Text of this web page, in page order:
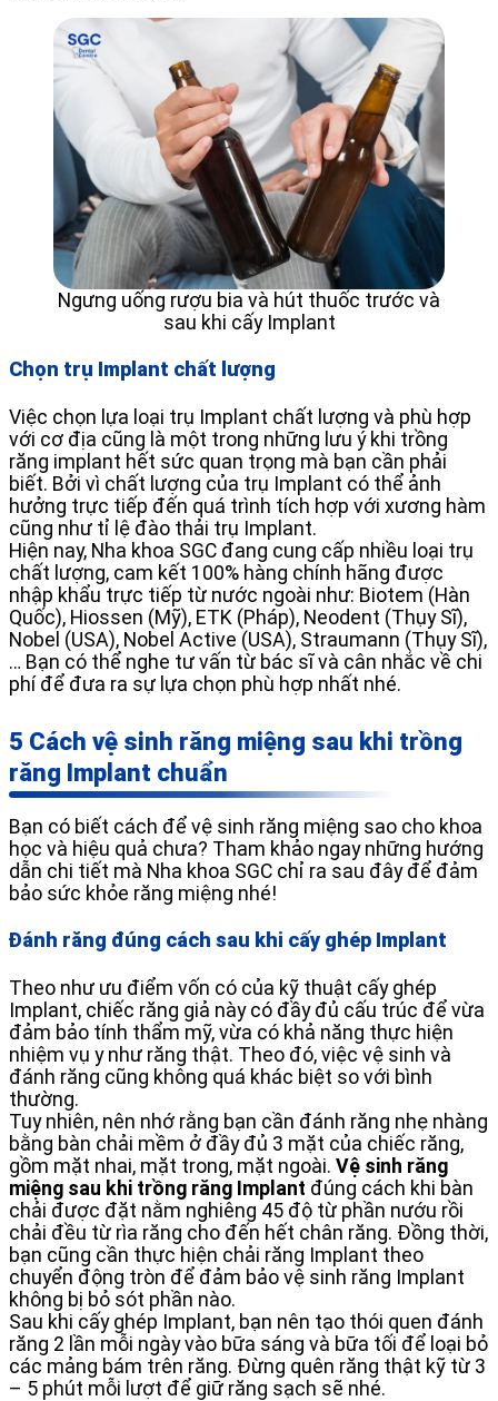
Ngưng uống rượu bia và hút thuốc trước và
sau khi cấy Implant
Chọn trụ Implant chất lượng
Việc chọn lựa loại trụ Implant chất lượng và phù hợp
với cơ địa cũng là một trong những lưu ý khi trồng
răng implant hết sức quan trọng mà bạn cần phải
biết. Bởi vì chất lượng của trụ Implant có thể ảnh
hưởng trực tiếp đến quá trình tích hợp với xương hàm
cũng như tỉ lệ đào thải trụ Implant.
Hiện nay, Nha khoa SGC đang cung cấp nhiều loại trụ
chất lượng, cam kết 100% hàng chính hãng được
nhập khẩu trực tiếp từ nước ngoài như: Biotem (Hàn
Quốc), Hiossen (Mỹ), ETK (Pháp), Neodent (Thụy Sĩ),
Nobel (USA), Nobel Active (USA), Straumann (Thụy Sĩ),
… Bạn có thể nghe tư vấn từ bác sĩ và cân nhắc về chi
phí để đưa ra sự lựa chọn phù hợp nhất nhé.
5 Cách vệ sinh răng miệng sau khi trồng
răng Implant chuẩn
Bạn có biết cách để vệ sinh răng miệng sao cho khoa
học và hiệu quả chưa? Tham khảo ngay những hướng
dẫn chi tiết mà Nha khoa SGC chỉ ra sau đây để đảm
bảo sức khỏe răng miệng nhé!
Đánh răng đúng cách sau khi cấy ghép Implant
Theo như ưu điểm vốn có của kỹ thuật cấy ghép
Implant, chiếc răng giả này có đầy đủ cấu trúc để vừa
đảm bảo tính thẩm mỹ, vừa có khả năng thực hiện
nhiệm vụ y như răng thật. Theo đó, việc vệ sinh và
đánh răng cũng không quá khác biệt so với bình
thường.
Tuy nhiên, nên nhớ rằng bạn cần đánh răng nhẹ nhàng
bằng bàn chải mềm ở đầy đủ 3 mặt của chiếc răng,
gồm mặt nhai, mặt trong, mặt ngoài. Vệ sinh răng
miệng sau khi trồng răng Implant đúng cách khi bàn
chải được đặt nằm nghiêng 45 độ từ phần nướu rồi
chải đều từ rìa răng cho đến hết chân răng. Đồng thời,
bạn cũng cần thực hiện chải răng Implant theo
chuyển động tròn để đảm bảo vệ sinh răng Implant
không bị bỏ sót phần nào.
Sau khi cấy ghép Implant, bạn nên tạo thói quen đánh
răng 2 lần mỗi ngày vào bữa sáng và bữa tối để loại bỏ
các mảng bám trên răng. Đừng quên răng thật kỹ từ 3
– 5 phút mỗi lượt để giữ răng sạch sẽ nhé.